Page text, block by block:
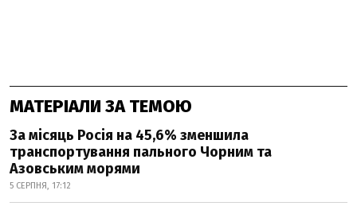
МАТЕРІАЛИ ЗА ТЕМОЮ
За місяць Росія на 45,6% зменшила
транспортування пального Чорним та
Азовським морями
5 СЕРПНЯ, 17:12